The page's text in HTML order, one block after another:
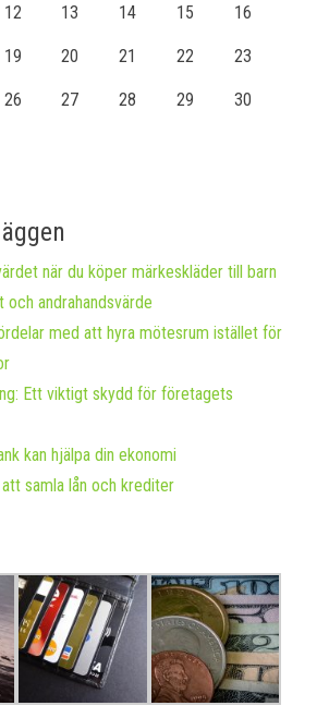
12 13 14 15 16
19 20 21 22 23
26 27 28 29 30
när du köper märkeskläder till barn
och andrahandsvärde
med att hyra mötesrum istället för
Ett viktigt skydd för företagets
kan hjälpa din ekonomi
samla lån och krediter